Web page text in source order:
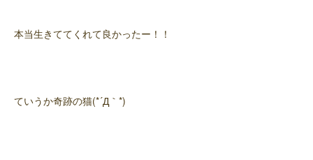
本当生きててくれて良かったー！！
ていうか奇跡の猫(*´Д｀*)